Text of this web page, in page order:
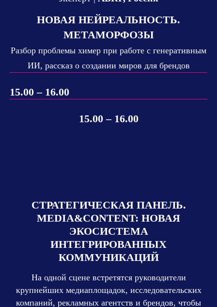
НОВАЯ НЕЙРЕАЛЬНОСТЬ.
МЕТАМОРФОЗЫ
Разбор проблемы химер при работе с генеративным
ИИ, рассказ о создании миров для брендов
15.00 – 16.00
15.00 – 16.00
СТРАТЕГИЧЕСКАЯ ПАНЕЛЬ.
MEDIA&CONTENT: НОВАЯ
ЭКОСИСТЕМА
ИНТЕГРИРОВАННЫХ
КОММУНИКАЦИЙ
На одной сцене встретятся руководители
крупнейших медиаплощадок, исследовательских
компаний, рекламных агентств и брендов, чтобы